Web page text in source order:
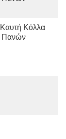
Κόλλα
Πανών